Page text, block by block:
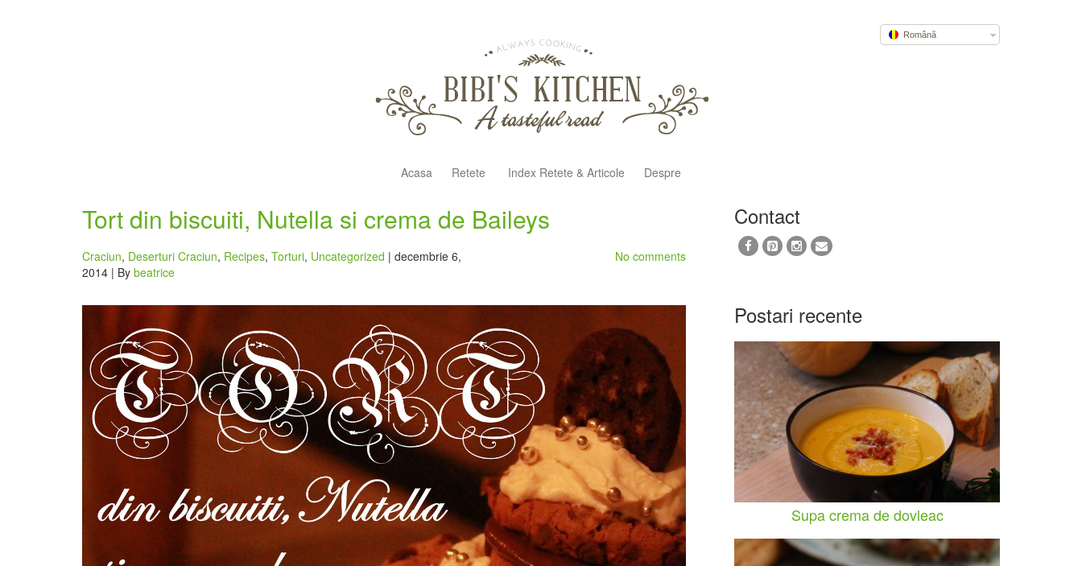
Română
Acasa Retete Index Retete & Articole Despre
Tort din biscuiti, Nutella si crema de Baileys
Craciun, Deserturi Craciun, Recipes, Torturi, Uncategorized | decembrie 6,
2014 | By beatrice
No comments
Contact
Postari recente
Supa crema de dovleac